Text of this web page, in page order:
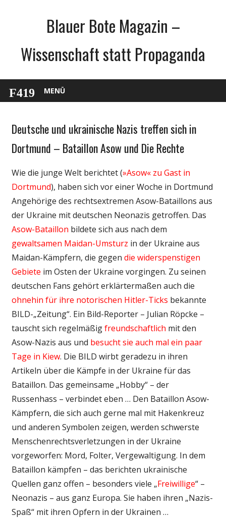
Blauer Bote Magazin –
Wissenschaft statt Propaganda
MENÜ
Gesellschaft
Wissenschaft
Deutsche und ukrainische Nazis treffen sich in
Dortmund – Bataillon Asow und Die Rechte
Wie die junge Welt berichtet (»Asow« zu Gast in
Dortmund), haben sich vor einer Woche in Dortmund
Angehörige des rechtsextremen Asow-Bataillons aus
der Ukraine mit deutschen Neonazis getroffen. Das
Asow-Bataillon bildete sich aus nach dem
gewaltsamen Maidan-Umsturz in der Ukraine aus
Maidan-Kämpfern, die gegen die widerspenstigen
Gebiete im Osten der Ukraine vorgingen. Zu seinen
deutschen Fans gehört erklärtermaßen auch die
ohnehin für ihre notorischen Hitler-Ticks bekannte
BILD-„Zeitung“. Ein Bild-Reporter – Julian Röpcke –
tauscht sich regelmäßigfreundschaftlich mit den
Asow-Nazis aus und besucht sie auch mal ein paar
Tage in Kiew. Die BILD wirbt geradezu in ihren
Artikeln über die Kämpfe in der Ukraine für das
Bataillon. Das gemeinsame „Hobby“ – der
Russenhass – verbindet eben … Den Bataillon Asow-
Kämpfern, die sich auch gerne mal mit Hakenkreuz
und anderen Symbolen zeigen, werden schwerste
Menschenrechtsverletzungen in der Ukraine
vorgeworfen: Mord, Folter, Vergewaltigung. In dem
Bataillon kämpfen – das berichten ukrainische
Quellen ganz offen – besonders viele „Freiwillige“ –
Neonazis – aus ganz Europa. Sie haben ihren „Nazis-
Spaß“ mit ihren Opfern in der Ukrainen …